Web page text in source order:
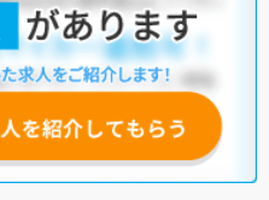
で、「こだわり条件」から検索
ださい。
ただくと、ご希望条件をヒアリン